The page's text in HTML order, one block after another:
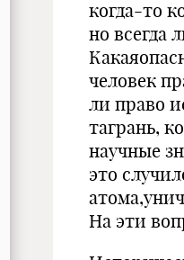
когда-то
но всегда
человек
ли право
тагрань,
научные
это
На эти